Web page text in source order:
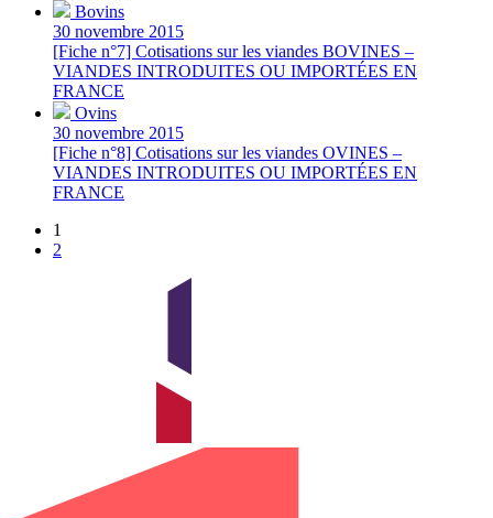
Bovins
30 novembre 2015
[Fiche n°7] Cotisations sur les viandes BOVINES –
VIANDES INTRODUITES OU IMPORTÉES EN
FRANCE
Ovins
30 novembre 2015
[Fiche n°8] Cotisations sur les viandes OVINES –
VIANDES INTRODUITES OU IMPORTÉES EN
FRANCE
1
2